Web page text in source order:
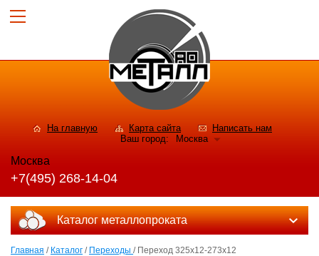
На главную Карта сайта
Написать нам
Ваш город:
Москва
Москва
+7(495) 268-14-04
Каталог металлопроката
Главная / Каталог / Переходы / Переход 325х12-273х12